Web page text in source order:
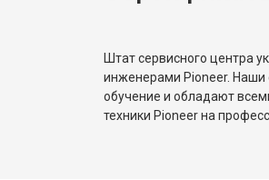
Штат сервисного центра
инженерами Pioneer. Наши
обучение и обладают
техники Pioneer на